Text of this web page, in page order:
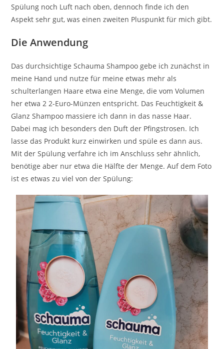
Spülung noch Luft nach oben, dennoch finde ich den
Aspekt sehr gut, was einen zweiten Pluspunkt für mich gibt.
Die Anwendung
Das durchsichtige Schauma Shampoo gebe ich zunächst in
meine Hand und nutze für meine etwas mehr als
schulterlangen Haare etwa eine Menge, die vom Volumen
her etwa 2 2-Euro-Münzen entspricht. Das Feuchtigkeit &
Glanz Shampoo massiere ich dann in das nasse Haar.
Dabei mag ich besonders den Duft der Pfingstrosen. Ich
lasse das Produkt kurz einwirken und spüle es dann aus.
Mit der Spülung verfahre ich im Anschluss sehr ähnlich,
benötige aber nur etwa die Hälfte der Menge. Auf dem Foto
ist es etwas zu viel von der Spülung: